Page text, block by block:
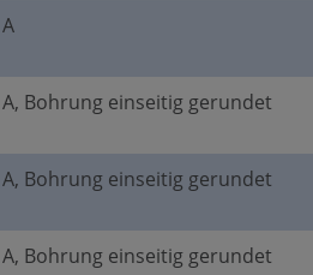
A
A, Bohrung einseitig gerundet
A, Bohrung einseitig gerundet
A, Bohrung einseitig gerundet